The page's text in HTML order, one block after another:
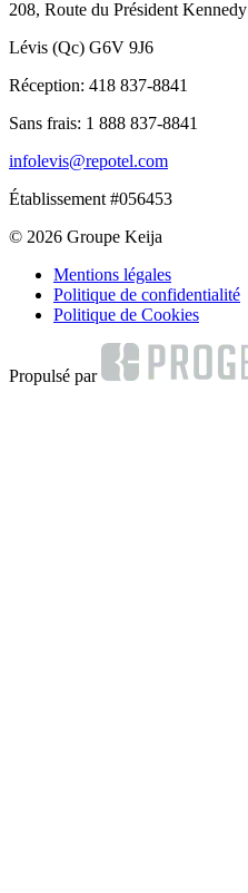
208, Route du Président Kennedy
Lévis (Qc) G6V 9J6
Réception: 418 837-8841
Sans frais: 1 888 837-8841
infolevis@repotel.com
Établissement #056453
© 2026 Groupe Keija
Mentions légales
Politique de confidentialité
Politique de Cookies
Propulsé par